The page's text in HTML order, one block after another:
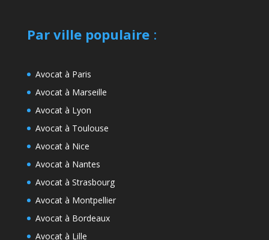
Par ville populaire:
Avocat à Paris
Avocat à Marseille
Avocat à Lyon
Avocat à Toulouse
Avocat à Nice
Avocat à Nantes
Avocat à Strasbourg
Avocat à Montpellier
Avocat à Bordeaux
Avocat à Lille